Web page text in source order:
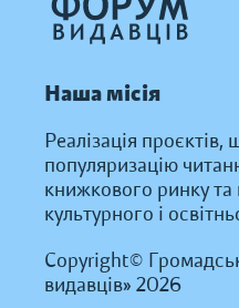
Наша місія
Реалізація
популяризацію
книжкового ринку
культурного і
Copyright©
видавців» 2026